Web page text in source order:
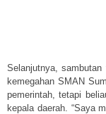
Selanjutnya,
kemegahan SMAN
pemerintah, tetapi
kepala daerah. “Saya